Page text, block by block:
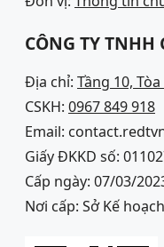
CÔNG TY
Địa chỉ: Tầng 10,
CSKH: 0967 849 918
Email:
Giấy ĐKKD số:
Cấp ngày: 07/03/
Nơi cấp: Sở Kế